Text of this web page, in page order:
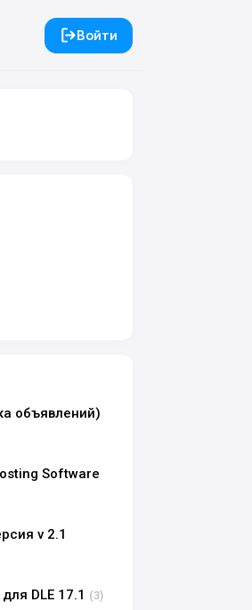
Войти
объявлений)
Software
v 2.1
DLE 17.1 (3)